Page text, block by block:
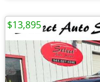
$13,895